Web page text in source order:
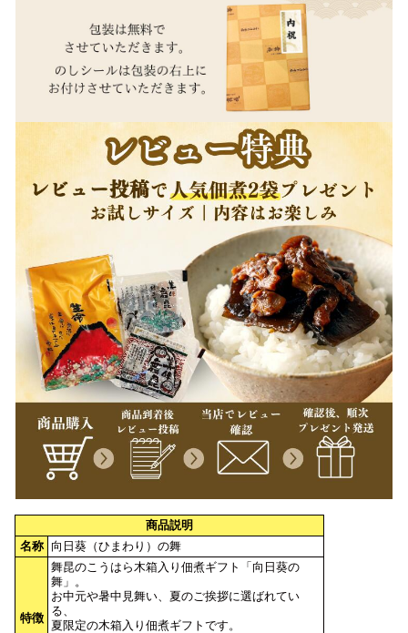
商品説明
名称
向日葵（ひまわり）の舞
特徴
舞昆のこうはら木箱入り佃煮ギフト「向日葵の
舞」。
お中元や暑中見舞い、夏のご挨拶に選ばれてい
る、
夏限定の木箱入り佃煮ギフトです。